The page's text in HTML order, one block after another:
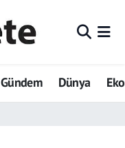
Gündem Dünya